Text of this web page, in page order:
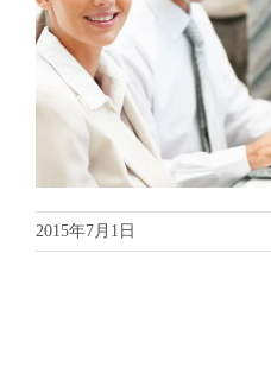
2015年7月1日